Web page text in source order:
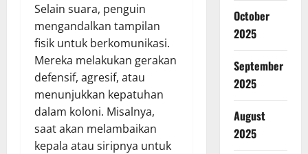
Selain suara, penguin
mengandalkan tampilan
fisik untuk berkomunikasi.
Mereka melakukan gerakan
defensif, agresif, atau
menunjukkan kepatuhan
dalam koloni. Misalnya,
saat akan melambaikan
kepala atau siripnya untuk
October
2025
September
2025
August
2025